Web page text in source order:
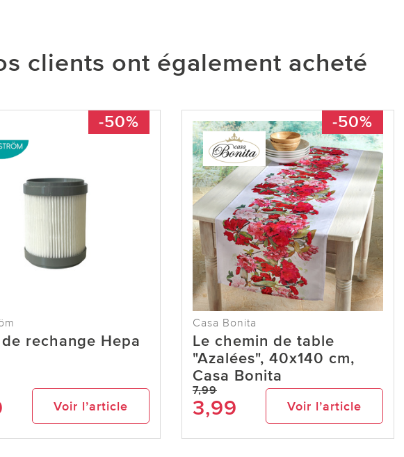
clients ont également acheté
-50%
rechange Hepa
Voir l’article
-50%
Casa Bonita
Le chemin de table
"Azalées", 40x140 cm,
Casa Bonita
7,99
3,99 Voir l’article